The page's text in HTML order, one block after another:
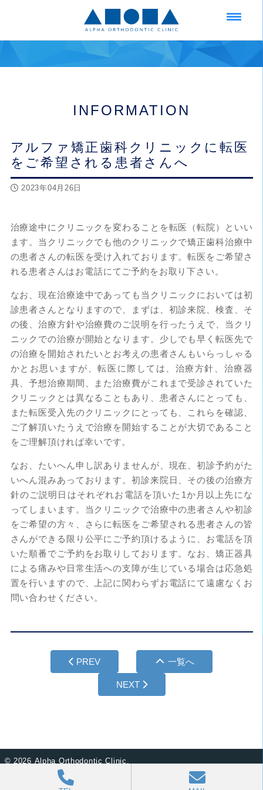
INFORMATION
アルファ矯正歯科クリニックに転医
をご希望される患者さんへ
2023年04月26日
治療途中にクリニックを変わることを転医（転院）といい
ます。当クリニックでも他のクリニックで矯正歯科治療中
の患者さんの転医を受け入れております。転医をご希望さ
れる患者さんはお電話にてご予約をお取り下さい。
なお、現在治療途中であっても当クリニックにおいては初
診患者さんとなりますので、まずは、初診来院、検査、そ
の後、治療方針や治療費のご説明を行ったうえで、当クリ
ニックでの治療が開始となります。少しでも早く転医先で
の治療を開始されたいとお考えの患者さんもいらっしゃる
かとお思いますが、転医に際しては、治療方針、治療器
具、予想治療期間、また治療費がこれまで受診されていた
クリニックとは異なることもあり、患者さんにとっても、
また転医受入先のクリニックにとっても、これらを確認、
ご了解頂いたうえで治療を開始することが大切であること
をご理解頂ければ幸いです。
なお、たいへん申し訳ありませんが、現在、初診予約がた
いへん混みあっております。初診来院日、その後の治療方
針のご説明日はそれぞれお電話を頂いた1か月以上先にな
ってしまいます。当クリニックで治療中の患者さんや初診
をご希望の方々、さらに転医をご希望される患者さんの皆
さんができる限り公平にご予約頂けるように、お電話を頂
いた順番でご予約をお取りしております。なお、矯正器具
による痛みや日常生活への支障が生じている場合は応急処
置を行いますので、上記に関わらずお電話にて遠慮なくお
問い合わせください。
PREV 一覧へ
NEXT
© 2026 Alpha Orthodontic Clinic.